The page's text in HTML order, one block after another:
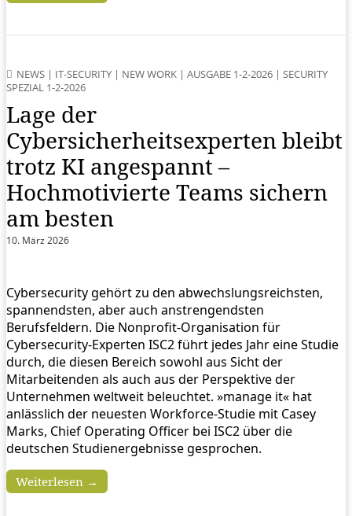
NEWS | IT-SECURITY | NEW WORK | AUSGABE 1-2-2026 | SECURITY
SPEZIAL 1-2-2026
Lage der
Cybersicherheitsexperten bleibt
trotz KI angespannt –
Hochmotivierte Teams sichern
am besten
10. März 2026
Cybersecurity gehört zu den abwechslungsreichsten,
spannendsten, aber auch anstrengendsten
Berufsfeldern. Die Nonprofit-Organisation für
Cybersecurity-Experten ISC2 führt jedes Jahr eine Studie
durch, die diesen ­Bereich sowohl aus Sicht der
Mitarbeitenden als auch aus der Perspektive der
Unternehmen weltweit ­beleuchtet. »manage it« hat
anlässlich der neuesten Workforce-Studie mit Casey
Marks, Chief Operating Officer bei ISC2 über die
deutschen Studienergebnisse gesprochen.
Weiterlesen →